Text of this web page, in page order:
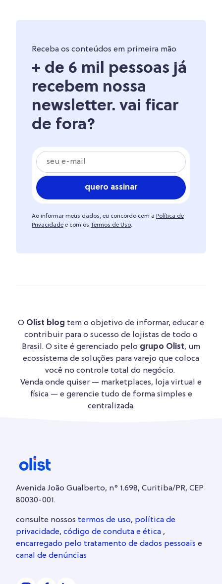
Receba os conteúdos em primeira mão
+ de 6 mil pessoas já
recebem nossa
newsletter. vai ficar
de fora?
quero assinar
Ao informar meus dados, eu concordo com a Política de
Privacidade e com os Termos de Uso.
O Olist blog tem o objetivo de informar, educar e
contribuir para o sucesso de lojistas de todo o
Brasil. O site é gerenciado pelo grupo Olist, um
ecossistema de soluções para varejo que coloca
você no controle total do negócio.
Venda onde quiser — marketplaces, loja virtual e
física — e gerencie tudo de forma simples e
centralizada.
Avenida João Gualberto, n° 1.698, Curitiba/PR, CEP
80030-001.
consulte nossos termos de uso, política de
privacidade, código de conduta e ética ,
encarregado pelo tratamento de dados pessoais e
canal de denúncias